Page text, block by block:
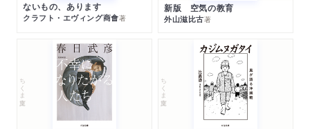
ないもの、あります
クラフト・エヴィング商會著
新版 空気の教育
外山滋比古著
ちくま文庫 ちくま文庫